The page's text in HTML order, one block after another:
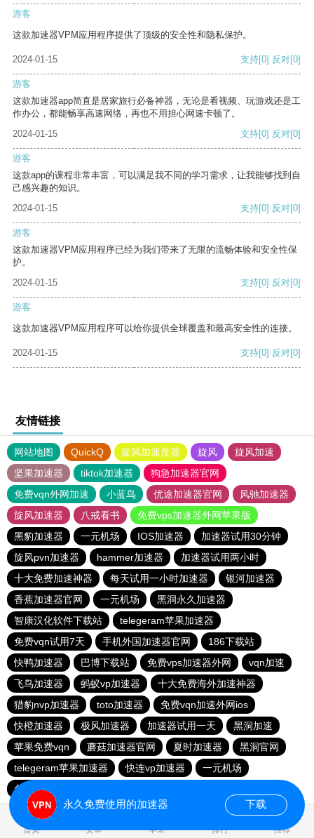
游客
这款加速器VPM应用程序提供了顶级的安全性和隐私保护。
2024-01-15 支持[0] 反对[0]
游客
这款加速器app简直是居家旅行必备神器，无论是看视频、玩游戏还是工
作办公，都能畅享高速网络，再也不用担心网速卡顿了。
2024-01-15
支持[0] 反对[0]
游客
这款app的课程非常丰富，可以满足我不同的学习需求，让我能够找到自
己感兴趣的知识。
2024-01-15
支持[0] 反对[0]
游客
这款加速器VPM应用程序已经为我们带来了无限的流畅体验和安全性保
护。
2024-01-15
支持[0] 反对[0]
游客
这款加速器VPM应用程序可以给你提供全球覆盖和最高安全性的连接。
2024-01-15 支持[0] 反对[0]
友情链接
网站地图 QuickQ 旋风加速度器 旋风
旋风加速
坚果加速器
tiktok加速器
狗急加速器官网
免费vqn外网加速
小蓝鸟 优途加速器官网
风驰加速器
旋风加速器
八戒看书
免费vps加速器外网苹果版
黑豹加速器
一元机场 IOS加速器
加速器试用30分钟
旋风pvn加速器
hammer加速器
加速器试用两小时
十大免费加速神器
每天试用一小时加速器
银河加速器
香蕉加速器官网
一元机场
黑洞永久加速器
智康汉化软件下载站
telegeram苹果加速器
免费vqn试用7天
手机外国加速器官网
186下载站
快鸭加速器
巴博下载站 免费vps加速器外网
vqn加速
飞鸟加速器
蚂蚁vp加速器
十大免费海外加速神器
猎豹nvp加速器
toto加速器
免费vqn加速外网ios
快橙加速器
极风加速器 加速器试用一天
黑洞加速
苹果免费vqn
蘑菇加速器官网 夏时加速器
黑洞官网
telegeram苹果加速器
快连vp加速器
一元机场
免费vps加速器外网
首页 安卓 苹果 排行 推荐
永久免费使用的加速器 下载
0.981515s